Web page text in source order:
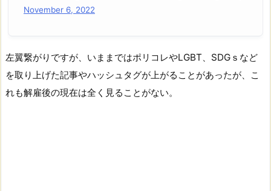
November 6, 2022
左翼繋がりですが、いままではポリコレやLGBT、SDGｓなど
を取り上げた記事やハッシュタグが上がることがあったが、こ
れも解雇後の現在は全く見ることがない。